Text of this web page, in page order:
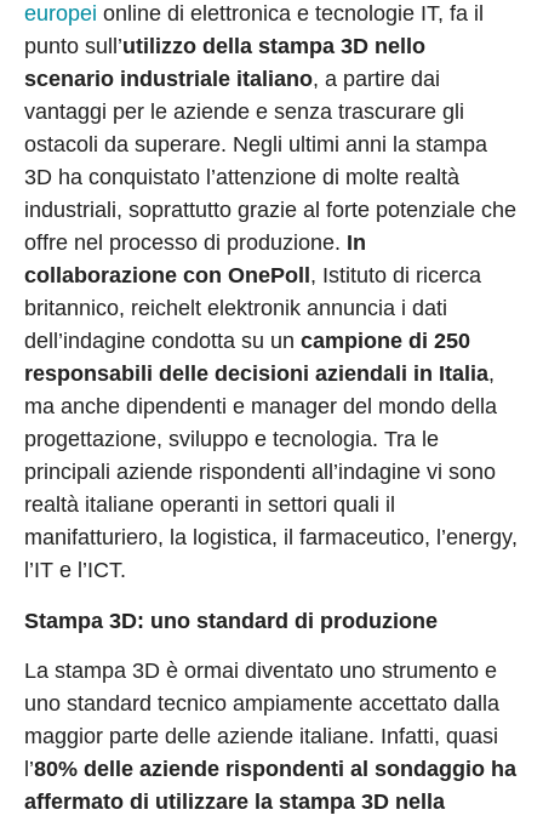
europei online di elettronica e tecnologie IT, fa il
punto sull’utilizzo della stampa 3D nello
scenario industriale italiano, a partire dai
vantaggi per le aziende e senza trascurare gli
ostacoli da superare. Negli ultimi anni la stampa
3D ha conquistato l’attenzione di molte realtà
industriali, soprattutto grazie al forte potenziale che
offre nel processo di produzione. In
collaborazione con OnePoll , Istituto di ricerca
britannico, reichelt elektronik annuncia i dati
dell’indagine condotta su un campione di 250
responsabili delle decisioni aziendali in Italia,
ma anche dipendenti e manager del mondo della
progettazione, sviluppo e tecnologia. Tra le
principali aziende rispondenti all’indagine vi sono
realtà italiane operanti in settori quali il
manifatturiero, la logistica, il farmaceutico, l’energy,
l’IT e l’ICT.
Stampa 3D: uno standard di produzione
La stampa 3D è ormai diventato uno strumento e
uno standard tecnico ampiamente accettato dalla
maggior parte delle aziende italiane. Infatti, quasi
l’80% delle aziende rispondenti al sondaggio ha
affermato di utilizzare la stampa 3D nella